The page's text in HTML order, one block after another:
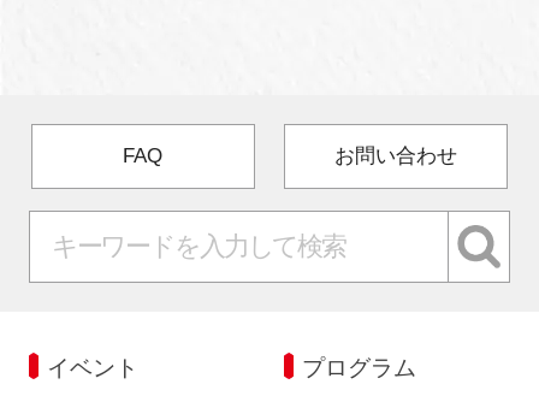
FAQ お問い合わせ
イベント プログラム